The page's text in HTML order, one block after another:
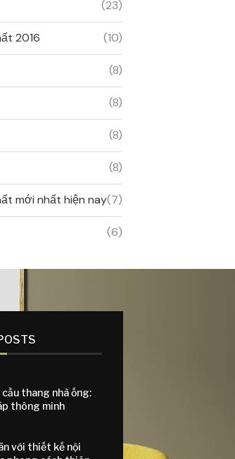
(23)
2016 (10)
(8)
(8)
(8)
(8)
mới nhất hiện nay(7)
(6)
cầu thang nhà ống:
thông minh
với thiết kế nội